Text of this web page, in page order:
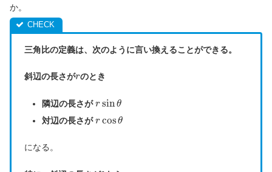
か。
三角比の定義は、次のように言い換えることができる。
斜辺の長さがrのとき
隣辺の長さがr sinθ
対辺の長さがr cos θ
になる。